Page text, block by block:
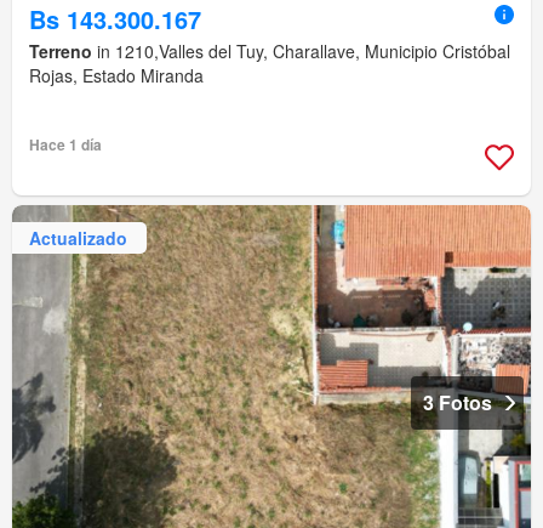
Bs 143.300.167
Terreno in 1210,Valles del Tuy, Charallave, Municipio Cristóbal
Rojas, Estado Miranda
Hace 1 día
Actualizado
3 Fotos